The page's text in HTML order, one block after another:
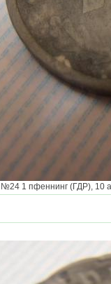
1 пфеннинг (ГДР), 10